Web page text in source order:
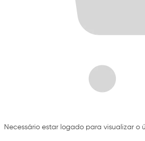
Necessário estar logado para visualizar o